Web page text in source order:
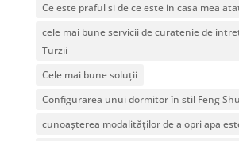
Ce este praful si de ce este in casa mea
cele mai bune servicii de curatenie de
Turzii
Cele mai bune soluții
Configurarea unui dormitor în stil Feng
cunoașterea modalităților de a opri apa